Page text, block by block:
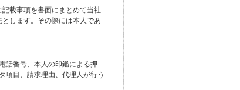
載事項を書面にまとめて当社
します。その際には本人であ
話番号、本人の印鑑による押
項目、請求理由、代理人が行う